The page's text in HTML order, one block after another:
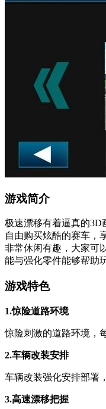
游戏简介
极速漂移有着逼真的3D
自由购买炫酷的赛车，
非常休闲有趣，大家可
能与强化零件能够帮助
游戏特色
1.惊险道路环境
惊险刺激的道路环境，
2.车辆改装安排
车辆改装强化安排部署
3.高速漂移把握